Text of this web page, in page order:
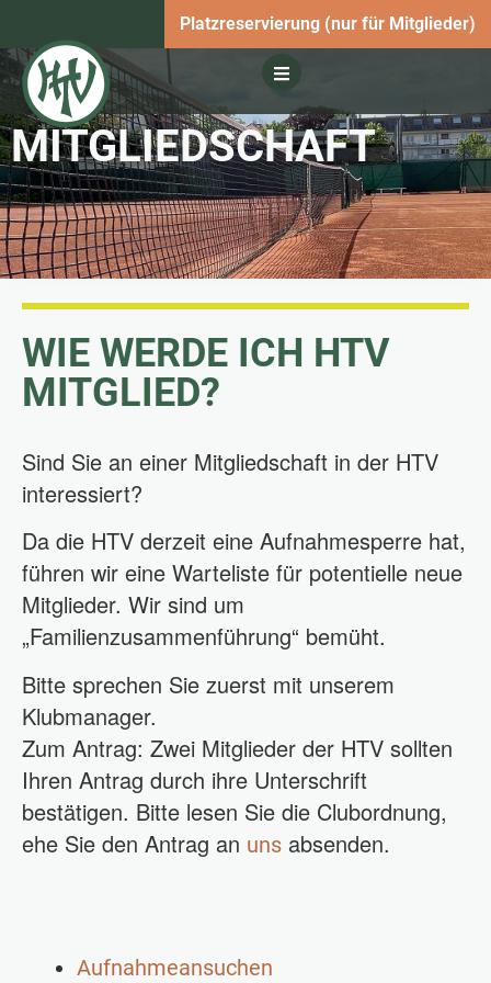
Platzreservierung (nur für Mitglieder)
MITGLIEDSCHAFT
WIE WERDE ICH HTV
MITGLIED?
Sind Sie an einer Mitgliedschaft in der HTV
interessiert?
Da die HTV derzeit eine Aufnahmesperre hat,
führen wir eine Warteliste für potentielle neue
Mitglieder. Wir sind um
„Familienzusammenführung“ bemüht.
Bitte sprechen Sie zuerst mit unserem
Klubmanager.
Zum Antrag: Zwei Mitglieder der HTV sollten
Ihren Antrag durch ihre Unterschrift
bestätigen. Bitte lesen Sie die Clubordnung,
ehe Sie den Antrag an uns absenden.
Aufnahmeansuchen